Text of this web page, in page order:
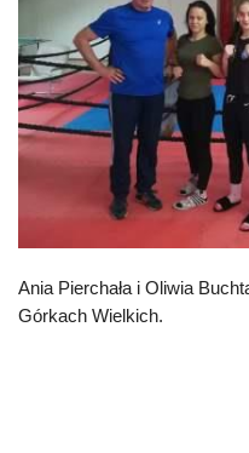
Ania Pierchała i Oliwia
Górkach Wielkich.